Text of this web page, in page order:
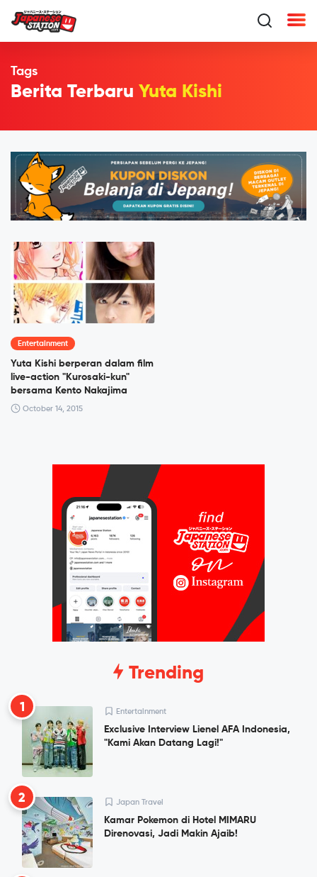
Tags
Berita Terbaru Yuta Kishi
Entertainment
Yuta Kishi berperan dalam film
live-action "Kurosaki-kun"
bersama Kento Nakajima
October 14, 2015
Trending
1 Entertainment
Exclusive Interview Lienel AFA Indonesia,
"Kami Akan Datang Lagi!"
2 Japan Travel
Kamar Pokemon di Hotel MIMARU
Direnovasi, Jadi Makin Ajaib!